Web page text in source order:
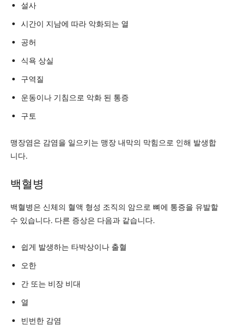
설사
시간이 지남에 따라 악화되는 열
공허
식욕 상실
구역질
운동이나 기침으로 악화 된 통증
구토
맹장염은 감염을 일으키는 맹장 내막의 막힘으로 인해 발생합
니다.
백혈병
백혈병은 신체의 혈액 형성 조직의 암으로 뼈에 통증을 유발할
수 있습니다. 다른 증상은 다음과 같습니다.
쉽게 발생하는 타박상이나 출혈
오한
간 또는 비장 비대
열
빈번한 감염